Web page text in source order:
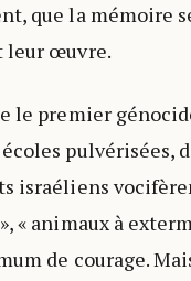
que la mémoire
leur œuvre.
le premier
pulvérisées,
israéliens
« animaux à
de courage.